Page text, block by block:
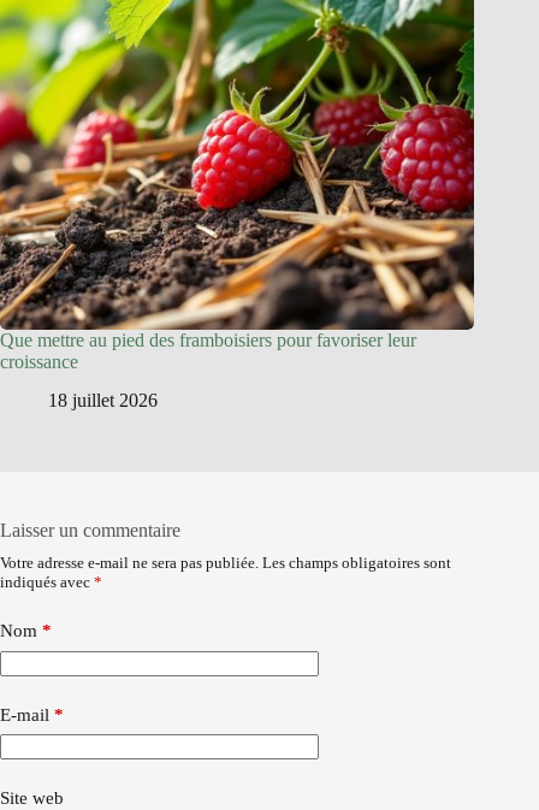
Que mettre au pied des framboisiers pour favoriser leur
croissance
18 juillet 2026
Laisser un commentaire
Votre adresse e-mail ne sera pas publiée. Les champs obligatoires sont
indiqués avec *
Nom *
E-mail *
Site web